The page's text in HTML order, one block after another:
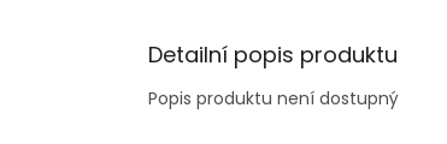
Detailní popis produktu
Popis produktu není dostupný